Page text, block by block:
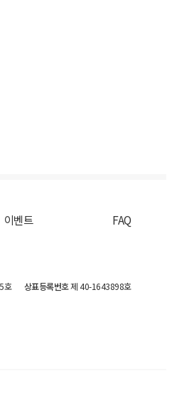
이벤트 FAQ
호 상표등록번호제 40-1643898호